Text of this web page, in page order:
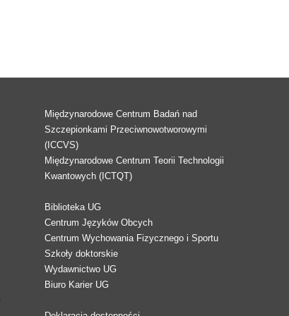
Międzynarodowe Centrum Badań nad
Szczepionkami Przeciwnowotworowymi
(ICCVS)
Międzynarodowe Centrum Teorii Technologii
Kwantowych (ICTQT)
Biblioteka UG
Centrum Języków Obcych
Centrum Wychowania Fizycznego i Sportu
Szkoły doktorskie
Wydawnictwo UG
Biuro Karier UG